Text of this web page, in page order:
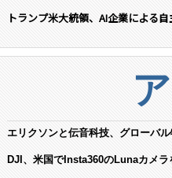
トランプ米大統領、AI企業による
エリクソンと伝音科技、グローバ
DJI、米国でInsta360のLunaカメ